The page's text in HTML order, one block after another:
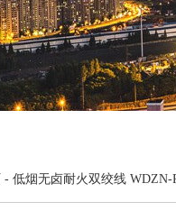
- 低烟无卤耐火双绞线 WDZN-